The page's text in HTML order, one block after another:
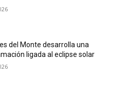
del Monte desarrolla una
ligada al eclipse solar